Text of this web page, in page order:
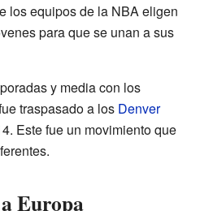
los equipos de la NBA eligen
para que se unan a sus
y media con los
traspasado a los Denver
Este fue un movimiento que
Europa